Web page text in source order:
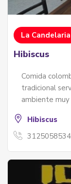
La Candelaria
Hibiscus
Comida
tradicional
ambiente muy
Hibiscus
3125058534